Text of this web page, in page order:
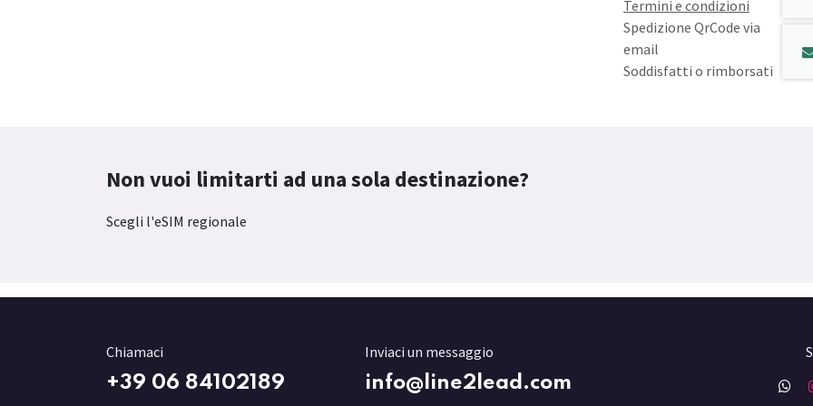
Termini e condizioni
Spedizione QrCode via
email
Soddisfatti o rimborsati
Non vuoi limitarti ad una sola destinazione?
Scegli l'eSIM regionale
Chiamaci
+39 06 84102189
Inviaci un messaggio
info@line2lead.com